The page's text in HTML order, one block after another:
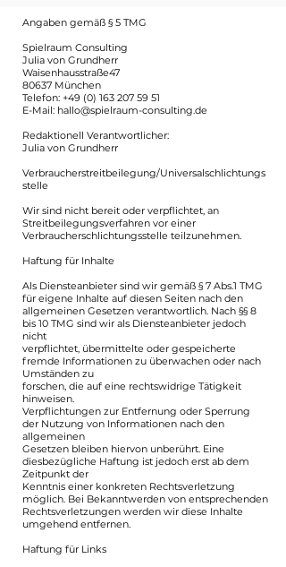
Angaben gemäß § 5 TMG
Spielraum Consulting
Julia von Grundherr
Waisenhausstraße47
80637 München
Telefon: +49 (0) 163 207 59 51
E-Mail: hallo@spielraum-consulting.de
Redaktionell Verantwortlicher:
Julia von Grundherr
Verbraucherstreitbeilegung/Universalschlichtungs
stelle
Wir sind nicht bereit oder verpflichtet, an
Streitbeilegungsverfahren vor einer
Verbraucherschlichtungsstelle teilzunehmen.
Haftung für Inhalte
Als Diensteanbieter sind wir gemäß § 7 Abs.1 TMG
für eigene Inhalte auf diesen Seiten nach den
allgemeinen Gesetzen verantwortlich. Nach §§ 8
bis 10 TMG sind wir als Diensteanbieter jedoch
nicht
verpflichtet, übermittelte oder gespeicherte
fremde Informationen zu überwachen oder nach
Umständen zu
forschen, die auf eine rechtswidrige Tätigkeit
hinweisen.
Verpflichtungen zur Entfernung oder Sperrung
der Nutzung von Informationen nach den
allgemeinen
Gesetzen bleiben hiervon unberührt. Eine
diesbezügliche Haftung ist jedoch erst ab dem
Zeitpunkt der
Kenntnis einer konkreten Rechtsverletzung
möglich. Bei Bekanntwerden von entsprechenden
Rechtsverletzungen werden wir diese Inhalte
umgehend entfernen.
Haftung für Links